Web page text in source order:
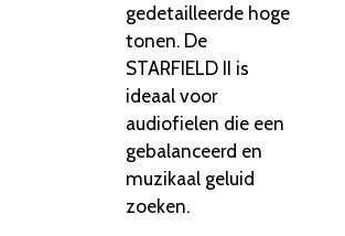
gedetailleerde hoge
tonen. De
STARFIELD II is
ideaal voor
audiofielen die een
gebalanceerd en
muzikaal geluid
zoeken.